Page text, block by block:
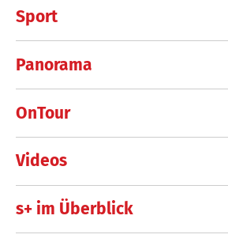
Sport
Panorama
OnTour
Videos
s+ im Überblick